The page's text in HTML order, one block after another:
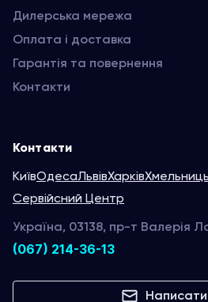
Дилерська мережа
Оплата і доставка
Гарантія та повернення
Контакти
Контакти
КиївОдесаЛьвівХарків
Сервійсний Центр
Україна, 03138, пр-т Валерія
(067) 214-36-13